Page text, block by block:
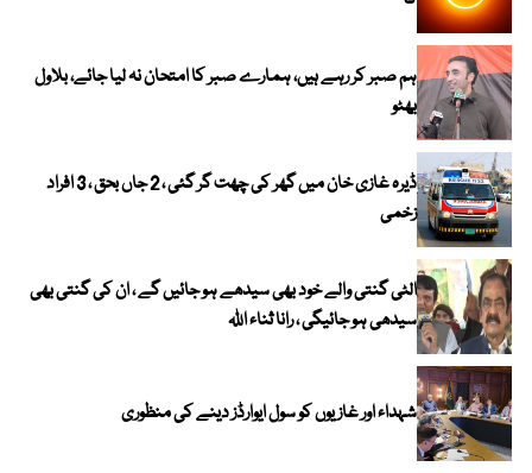
ہم صبر کر رہے ہیں، ہمارے صبر کا امتحان نہ لیا جائے، بلاول
بھٹو
ڈیرہ غازی خان میں گھر کی چھت گر گئی ، 2 جاں بحق ، 3 افراد
زخمی
الٹی گنتی والے خود بھی سیدھے ہو جائیں گے ، ان کی گنتی بھی
سیدھی ہو جائیگی ، رانا ثناء اللہ
شہداء اور غازیوں کو سول ایوارڈز دینے کی منظوری